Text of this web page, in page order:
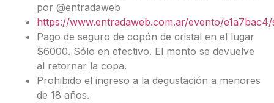
por @entradaweb
https://www.entradaweb.com.ar/evento/e1a7bac4/
Pago de seguro de copón de cristal en el lugar
$6000. Sólo en efectivo. El monto se devuelve
al retornar la copa.
Prohibido el ingreso a la degustación a menores
de 18 años.